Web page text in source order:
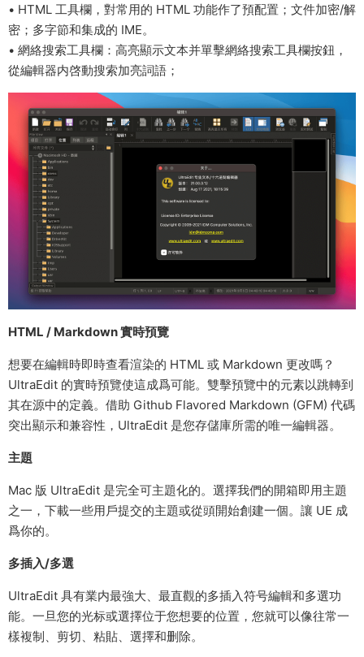
• HTML 工具欄，對常用的 HTML 功能作了預配置；文件加密/解
密；多字節和集成的 IME。
• 網絡搜索工具欄：高亮顯示文本并單擊網絡搜索工具欄按鈕，
從編輯器内啓動搜索加亮詞語；
HTML / Markdown 實時預覽
想要在編輯時即時查看渲染的 HTML 或 Markdown 更改嗎？
UltraEdit 的實時預覽使這成爲可能。雙擊預覽中的元素以跳轉到
其在源中的定義。借助 Github Flavored Markdown (GFM) 代碼
突出顯示和兼容性，UltraEdit 是您存儲庫所需的唯一編輯器。
主題
Mac 版 UltraEdit 是完全可主題化的。選擇我們的開箱即用主題
之一，下載一些用戶提交的主題或從頭開始創建一個。讓 UE 成
爲你的。
多插入/多選
UltraEdit 具有業内最強大、最直觀的多插入符号編輯和多選功
能。一旦您的光标或選擇位于您想要的位置，您就可以像往常一
樣複制、剪切、粘貼、選擇和删除。